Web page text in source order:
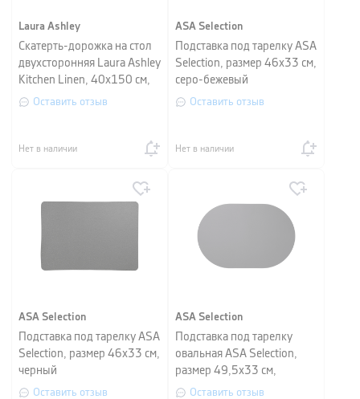
Laura Ashley
Скатерть-дорожка на стол
двухсторонняя Laura Ashley
Kitchen Linen, 40х150 см,
бордо/цветочный принт
Оставить отзыв
Нет в наличии
ASA Selection
Подставка под тарелку ASA
Selection, размер 46х33 см,
серо-бежевый
Оставить отзыв
Нет в наличии
ASA Selection
Подставка под тарелку ASA
Selection, размер 46х33 см,
черный
Оставить отзыв
ASA Selection
Подставка под тарелку
овальная ASA Selection,
размер 49,5х33 см,
базальт
Оставить отзыв